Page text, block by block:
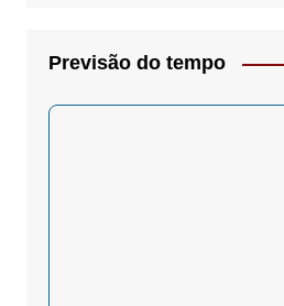
Previsão do tempo